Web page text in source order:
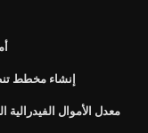
إنشاء مخطط
معدل الأموال